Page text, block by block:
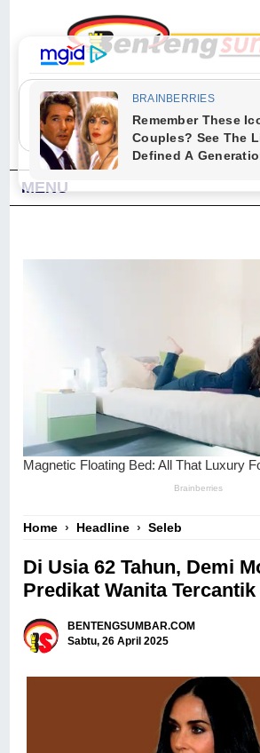
"Sesungguhnya Allah dan para malaikat-Nya
Wahai orang-orang yang beriman,
ucapkanlah salam dengan penuh
Ahzab Ayat 56)
MENU
Home › Headline ›Seleb
Di Usia 62 Tahun, Demi
Predikat Wanita
BENTENGSUMBAR.COM
Sabtu, 26 April 2025